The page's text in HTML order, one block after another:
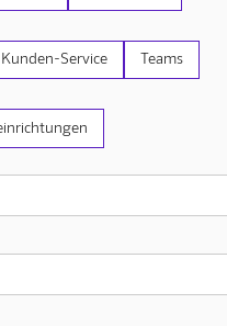
Service Teams